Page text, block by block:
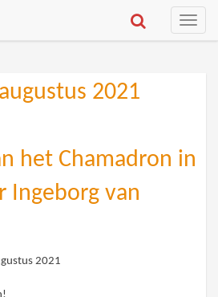
Toggle
2021
het Chamadron in
Ingeborg van
2021